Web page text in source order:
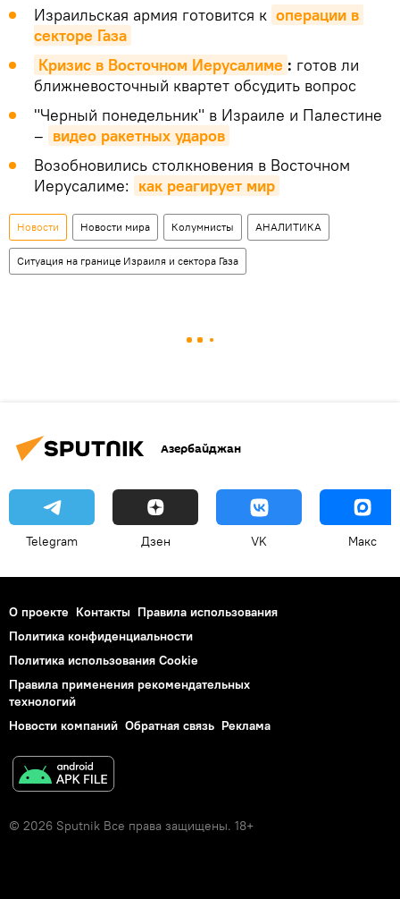
Израильская армия готовится к операции в
секторе Газа
Кризис в Восточном Иерусалиме : готов ли
ближневосточный квартет обсудить вопрос
"Черный понедельник" в Израиле и Палестине
– видео ракетных ударов
Возобновились столкновения в Восточном
Иерусалиме: как реагирует мир
Новости Новости мира Колумнисты АНАЛИТИКА
Ситуация на границе Израиля и сектора Газа
Азербайджан
Telegram Дзен VK Макс
О проекте Контакты Правила использования
Политика конфиденциальности
Политика использования Cookie
Правила применения рекомендательных
технологий
Новости компаний Обратная связь Реклама
© 2026 Sputnik Все права защищены. 18+